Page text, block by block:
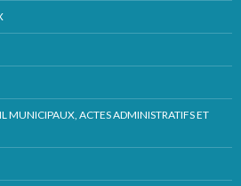
MUNICIPAUX, ACTES ADMINISTRATIFS ET